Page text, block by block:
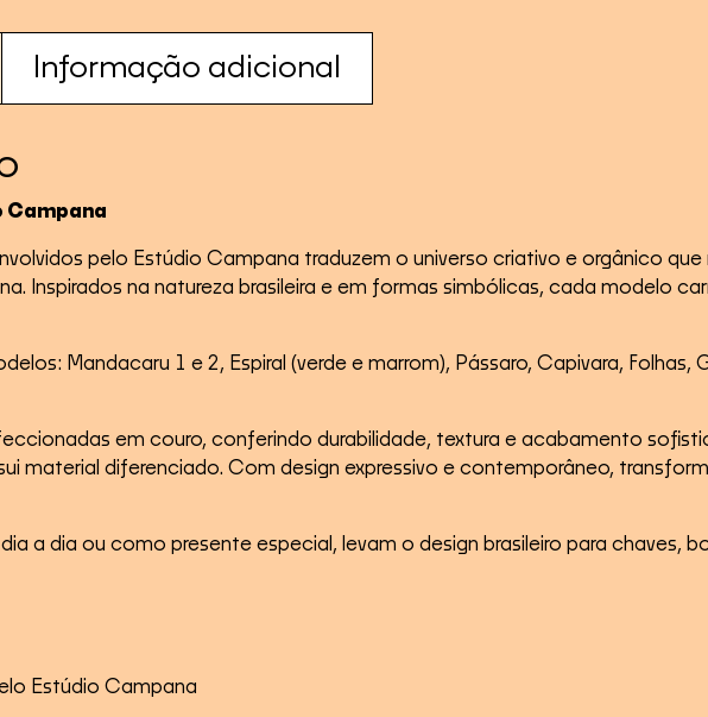
Informação adicional
Campana
pelo Estúdio Campana traduzem o universo criativo e orgânico
Inspirados na natureza brasileira e em formas simbólicas, cada modelo
Mandacaru 1 e 2, Espiral (verde e marrom), Pássaro, Capivara, Folhas,
em couro, conferindo durabilidade, textura e acabamento
material diferenciado. Com design expressivo e contemporâneo,
dia a dia ou como presente especial, levam o design brasileiro para chaves,
Estúdio Campana